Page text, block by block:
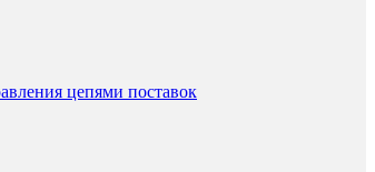
цепями поставок